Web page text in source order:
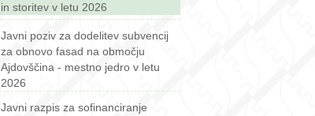
in storitev v letu 2026
Javni poziv za dodelitev subvencij
za obnovo fasad na območju
Ajdovščina - mestno jedro v letu
2026
Javni razpis za sofinanciranje